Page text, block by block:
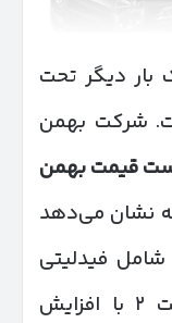
بار دیگر تحت
شرکت بهمن
قیمت بهمن
نشان می‌دهد
شامل فیدلیتی
الیت، دیگنیتی پرایم و ریسپکت ۲ با افزایش